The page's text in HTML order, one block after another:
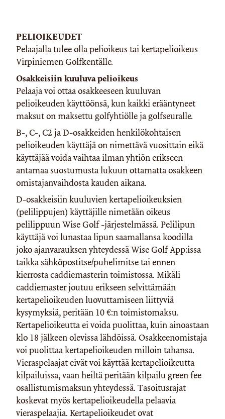
PELIOIKEUDET
Pelaajalla tulee olla pelioikeus tai kertapelioikeus
Virpiniemen Golfkentälle.
Osakkeisiin kuuluva pelioikeus
Pelaaja voi ottaa osakkeeseen kuuluvan
pelioikeuden käyttöönsä, kun kaikki erääntyneet
maksut on maksettu golfyhtiölle ja golfseuralle.
B-, C-, C2 ja D-osakkeiden henkilökohtaisen
pelioikeuden käyttäjä on nimettävä vuosittain eikä
käyttäjää voida vaihtaa ilman yhtiön erikseen
antamaa suostumusta lukuun ottamatta osakkeen
omistajanvaihdosta kauden aikana.
D-osakkeisiin kuuluvien kertapelioikeuksien
(pelilippujen) käyttäjille nimetään oikeus
pelilippuun Wise Golf -järjestelmässä. Pelilipun
käyttäjä voi lunastaa lipun saamallansa koodilla
joko ajanvarauksen yhteydessä Wise Golf App:issa
taikka sähköpostitse/puhelimitse tai ennen
kierrosta caddiemasterin toimistossa. Mikäli
caddiemaster joutuu erikseen selvittämään
kertapelioikeuden luovuttamiseen liittyviä
kysymyksiä, peritään 10 €:n toimistomaksu.
Kertapelioikeutta ei voida puolittaa, kuin ainoastaan
klo 18 jälkeen olevissa lähdöissä. Osakkeenomistaja
voi puolittaa kertapelioikeuden milloin tahansa.
Vieraspelaajat eivät voi käyttää kertapelioikeutta
kilpailuissa, vaan heiltä peritään kilpailu green fee
osallistumismaksun yhteydessä. Tasoitusrajat
koskevat myös kertapelioikeudella pelaavia
vieraspelaajia. Kertapelioikeudet ovat